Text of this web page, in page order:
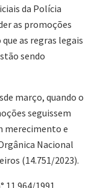
da Polícia
as promoções
as regras legais
sendo
março, quando o
seguissem
merecimento e
Nacional
(14.751/2023).